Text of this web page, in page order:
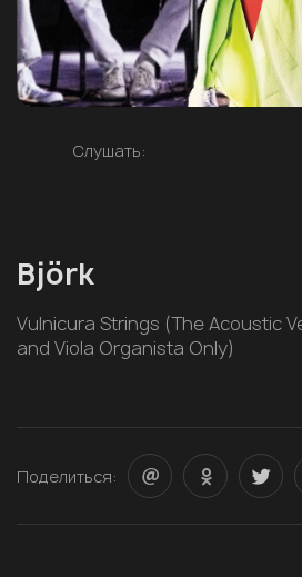
Слушать:
Björk
Vulnicura Strings (The Acoustic
and Viola Organista Only)
Поделиться: